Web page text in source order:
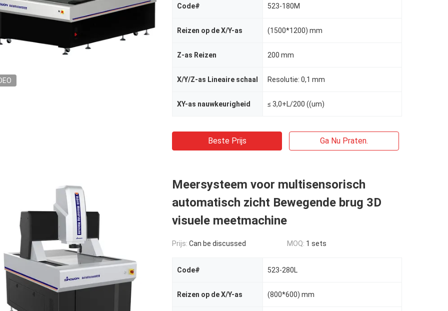
Code# 523-180M
Reizen op de X/Y-as (1500*1200) mm
Z-as Reizen 200 mm
X/Y/Z-as Lineaire schaal Resolutie: 0,1 mm
XY-as nauwkeurigheid ≤ 3,0+L/200 ((um)
Beste Prijs Ga Nu Praten.
Meersysteem voor multisensorisch
automatisch zicht Bewegende brug 3D
visuele meetmachine
Prijs: Can be discussed MOQ: 1 sets
Code# 523-280L
Reizen op de X/Y-as (800*600) mm